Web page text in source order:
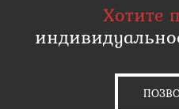
Хотите